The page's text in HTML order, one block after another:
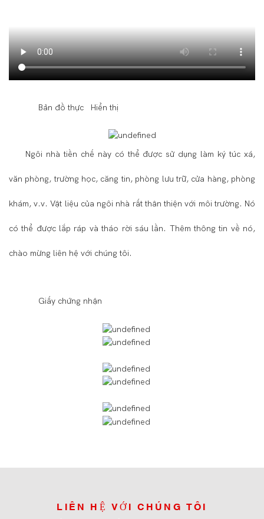
Bản đồ thực Hiển thị
Ngôi nhà tiền chế này có thể được sử dụng làm ký túc xá,
văn phòng, trường học, căng tin, phòng lưu trữ, cửa hàng, phòng
khám, v.v. Vật liệu của ngôi nhà rất thân thiện với môi trường. Nó
có thể được lắp ráp và tháo rời sáu lần. Thêm thông tin về nó,
chào mừng liên hệ với chúng tôi.
Giấy chứng nhận
LIÊN HỆ VỚI CHÚNG TÔI